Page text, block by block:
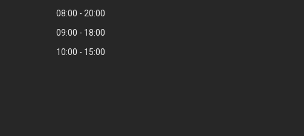
08:00
20:00
09:00
18:00
10:00 15:00